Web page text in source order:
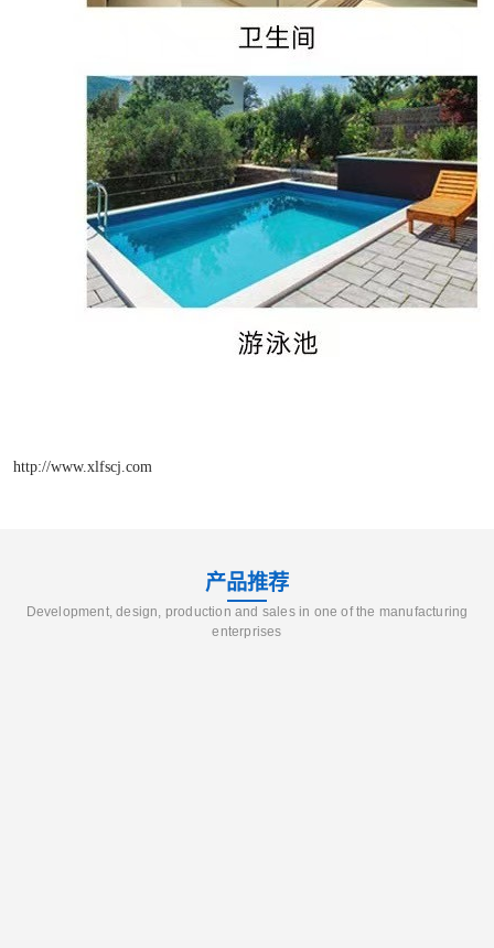
http://www.xlfscj.com
产品推荐
Development, design, production and sales in one of the manufacturing
enterprises